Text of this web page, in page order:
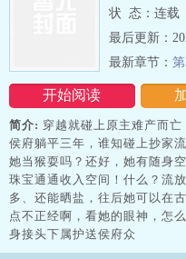
状 态：连载
开始阅读
最后更新：
最新章节：
简介: 穿越就碰上原主难产而
侯府躺平三年，谁知碰上抄家
她当猴耍吗？还好，她有随身
珠宝通通收入空间！什么？流
多、还能晒盐，往后她可以在
点不正经啊，看她的眼神，怎
身接头下属护送侯府众